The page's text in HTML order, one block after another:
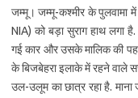
जम्मू। जम्मू-कश्मीर के पुलवामा
NIA) को बड़ा सुराग हाथ लगा
गई कार और उसके मालिक की
के बिजबेहरा इलाके में रहने वाले
उल-उलूम का छात्र रहा है. माना